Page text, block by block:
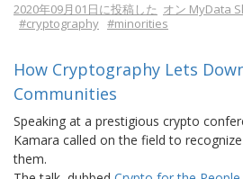
2020年09月01日に投稿した オン MyData
#cryptography #minorities
How Cryptography Lets
Communities
Speaking at a prestigious crypto
Kamara called on the field to
them.